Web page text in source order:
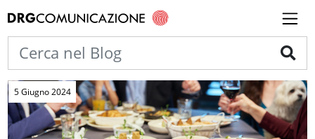
5 Giugno 2024